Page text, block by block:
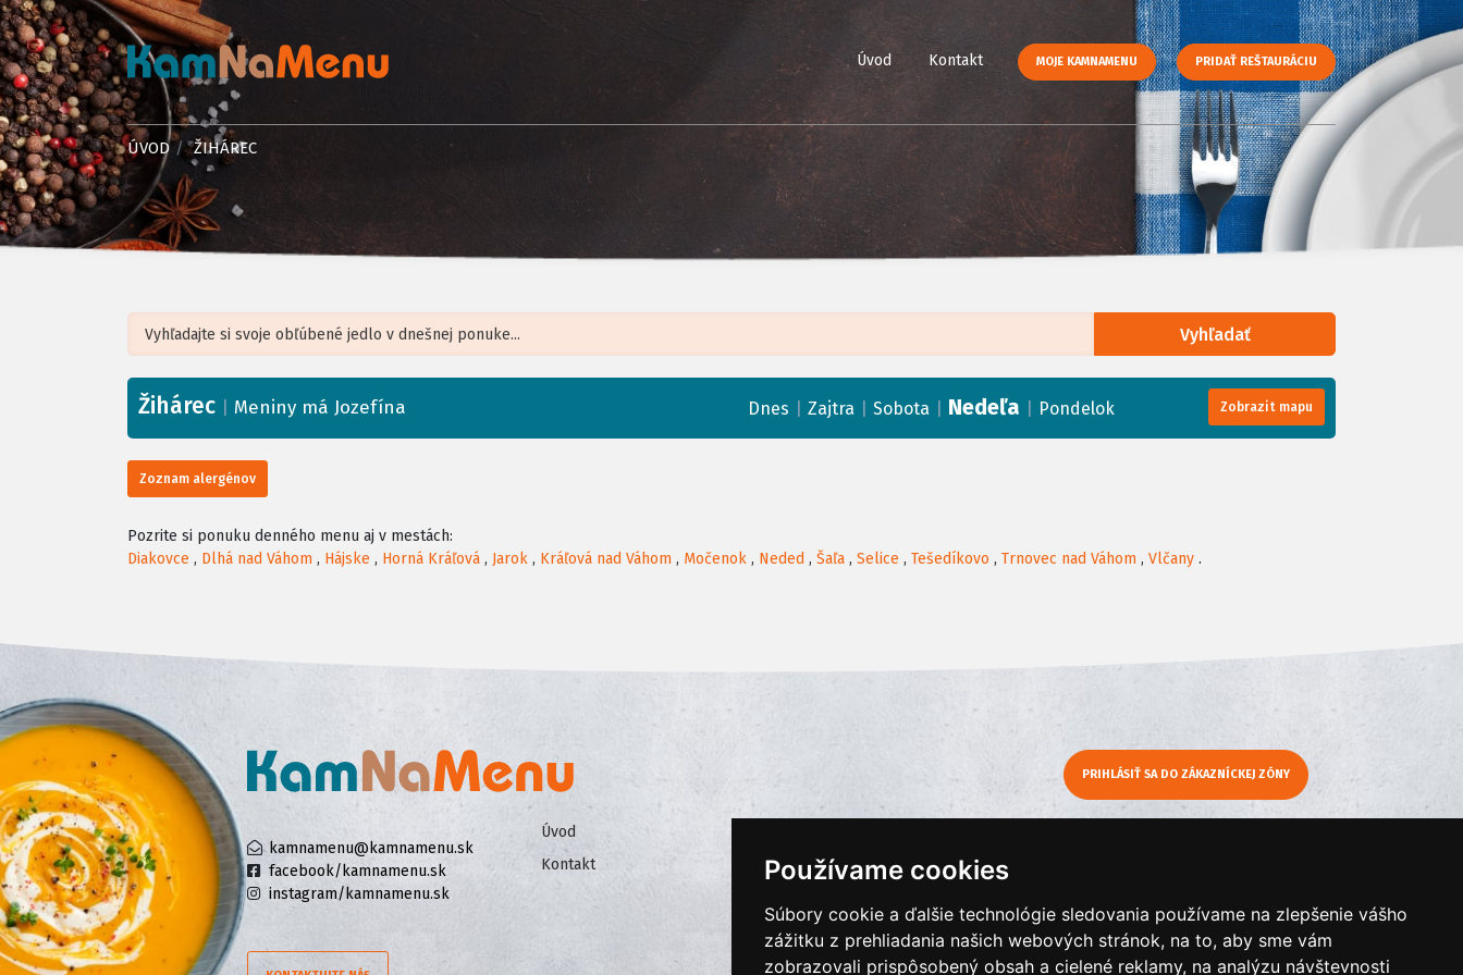
Používame cookies
Súbory cookie a ďalšie technológie sledovania používame na zlepšenie vášho
zážitku z prehliadania našich webových stránok, na to, aby sme vám
zobrazovali prispôsobený obsah a cielené reklamy, na analýzu návštevnosti
Úvod Kontakt MOJE KAMNAMENU PRIDAŤ REŠTAURÁCIU
ÚVOD ŽIHÁREC
Vyhľadať
+
−
Žihárec Meniny má Jozefína Dnes Zajtra Sobota Nedeľa Pondelok Zobrazit mapu
Zoznam alergénov
Pozrite si ponuku denného menu aj v mestách:
Diakovce , Dlhá nad Váhom , Hájske , Horná Kráľová , Jarok , Kráľová nad Váhom , Močenok , Neded , Šaľa , Selice , Tešedíkovo , Trnovec nad Váhom , Vlčany .
kamnamenu@kamnamenu.sk
facebook/kamnamenu.sk
instagram/kamnamenu.sk
PRIHLÁSIŤ SA DO ZÁKAZNÍCKEJ ZÓNY
Úvod
Kontakt
Ochrana osobných údajov